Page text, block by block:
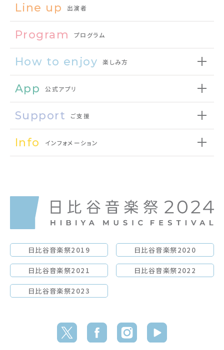
Line up 出演者
Program プログラム
How to enjoy 楽しみ方
App 公式アプリ
Support ご支援
Info インフォメーション
日比谷音楽祭2019 日比谷音楽祭2020
日比谷音楽祭2021 日比谷音楽祭2022
日比谷音楽祭2023